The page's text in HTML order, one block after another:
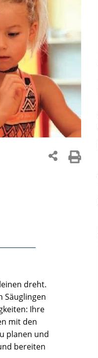
dreht.
Säuglingen
Ihre
mit den
planen und
bereiten